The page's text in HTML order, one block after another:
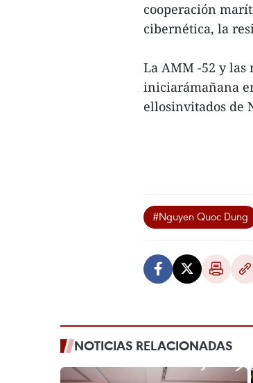
cooperación
cibernética, la
La AMM -52 y las
iniciarámañana
ellosinvitados de
#Nguyen Quoc Dung
NOTICIAS RELACIONADAS